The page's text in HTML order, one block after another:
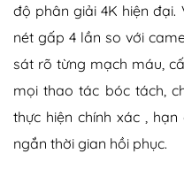
độ phân giải 4K hiện đại.
nét gấp 4 lần so với
sát rõ từng mạch máu,
mọi thao tác bóc tách,
thực hiện chính xác ,
ngắn thời gian hồi phục.